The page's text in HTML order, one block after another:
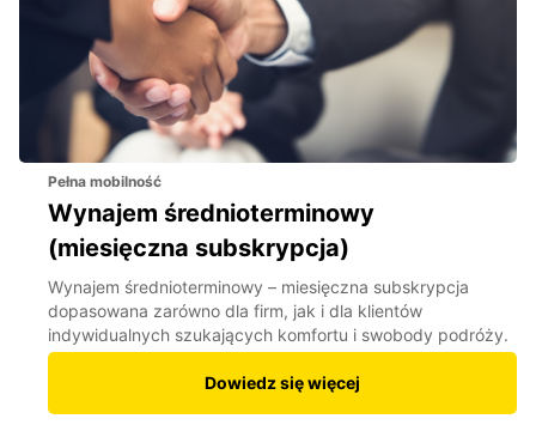
Pełna mobilność
Wynajem średnioterminowy
(miesięczna subskrypcja)
Wynajem średnioterminowy – miesięczna subskrypcja
dopasowana zarówno dla firm, jak i dla klientów
indywidualnych szukających komfortu i swobody podróży.
Dowiedz się więcej